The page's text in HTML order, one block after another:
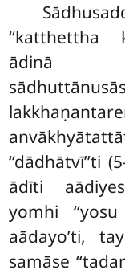
‘‘katthettha
ādinā
‘‘dādhātvī’’ti
ādīti
yomhi
aādayo’ti,
samāse